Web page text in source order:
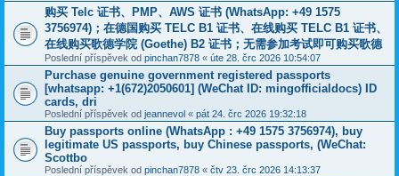
购买 Telc 证书、PMP、AWS 证书 (WhatsApp: +49 1575
3756974)；在德国购买 TELC B1 证书、在线购买 TELC B1 证书、
在线购买歌德学院 (Goethe) B2 证书；无需参加考试即可购买歌德
Poslední příspěvek od pinchan7878 « úte 28. črc 2026 10:54:07
Purchase genuine government registered passports
[whatsapp: +1(672)2050601] (WeChat ID: mingofficialdocs) ID
cards, dri
Poslední příspěvek od jeannevol « pát 24. črc 2026 19:32:18
Buy passports online (WhatsApp : +49 1575 3756974), buy
legitimate US passports, buy Chinese passports, (WeChat:
Scottbo
Poslední příspěvek od pinchan7878 « čtv 23. črc 2026 14:13:37